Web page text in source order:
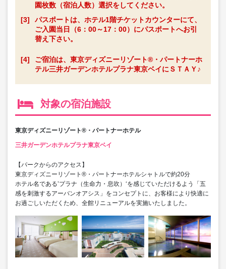
園枚数（宿泊人数）選択をしてください。
[3]
パスポートは、ホテル1階チケットカウンターにて、
ご入園当日（6：00～17：00）にパスポートへお引
替え下さい。
[4]
ご宿泊は、東京ディズニーリゾート®・パートナーホ
テル三井ガーデンホテルプラナ東京ベイにＳＴＡＹ♪
対象の宿泊施設
東京ディズニーリゾート®・パートナーホテル
三井ガーデンホテルプラナ東京ベイ
【パークからのアクセス】
東京ディズニーリゾート®・パートナーホテルシャトルで約20分
ホテル名である’プラナ（生命力・息吹）‘を感じていただけるよう「五
感を刺激するアーバンオアシス」をコンセプトに、お客様により快適に
お過ごしいただくため、全館リニューアルを実施いたしました。